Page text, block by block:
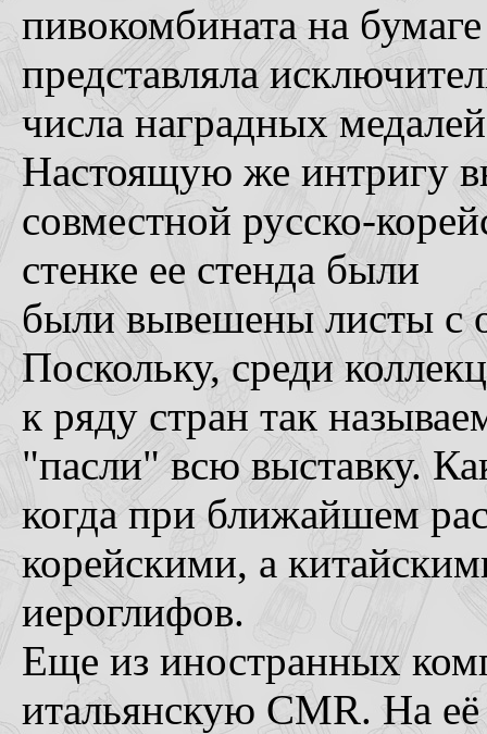
пивокомбината на
представляла
числа наградных
Настоящую же интригу
совместной русско-
стенке ее стенда были
были вывешены листы с
Поскольку, среди
к ряду стран так
"пасли" всю выставку.
когда при ближайшем
корейскими, а
иероглифов.
Еще из иностранных
итальянскую CMR. На её